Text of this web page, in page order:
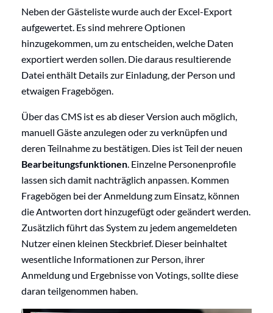
Neben der Gästeliste wurde auch der Excel-Export
aufgewertet. Es sind mehrere Optionen
hinzugekommen, um zu entscheiden, welche Daten
exportiert werden sollen. Die daraus resultierende
Datei enthält Details zur Einladung, der Person und
etwaigen Fragebögen.
Über das CMS ist es ab dieser Version auch möglich,
manuell Gäste anzulegen oder zu verknüpfen und
deren Teilnahme zu bestätigen. Dies ist Teil der neuen
Bearbeitungsfunktionen. Einzelne Personenprofile
lassen sich damit nachträglich anpassen. Kommen
Fragebögen bei der Anmeldung zum Einsatz, können
die Antworten dort hinzugefügt oder geändert werden.
Zusätzlich führt das System zu jedem angemeldeten
Nutzer einen kleinen Steckbrief. Dieser beinhaltet
wesentliche Informationen zur Person, ihrer
Anmeldung und Ergebnisse von Votings, sollte diese
daran teilgenommen haben.